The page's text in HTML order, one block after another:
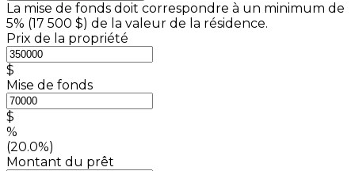
La mise de fonds doit correspondre à un minimum de
5% (17 500 $) de la valeur de la résidence.
Prix de la propriété
$
Mise de fonds
$
%
(20.0%)
Montant du prêt